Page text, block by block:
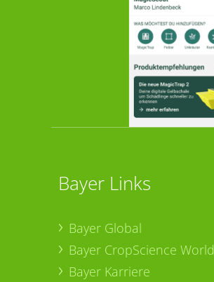
Bayer Links
Bayer Global
Bayer CropScience World
Bayer Karriere